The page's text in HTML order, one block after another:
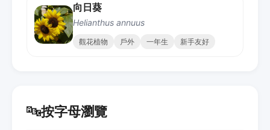
向日葵
Helianthus annuus
觀花植物 戶外 一年生 新手友好
🔤按字母瀏覽